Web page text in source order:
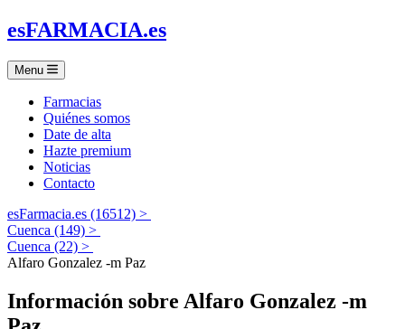
esFARMACIA.es
Menu
Farmacias
Quiénes somos
Date de alta
Hazte premium
Noticias
Contacto
esFarmacia.es (16512) >
Cuenca (149) >
Cuenca (22) >
Alfaro Gonzalez -m Paz
Información sobre Alfaro Gonzalez -m